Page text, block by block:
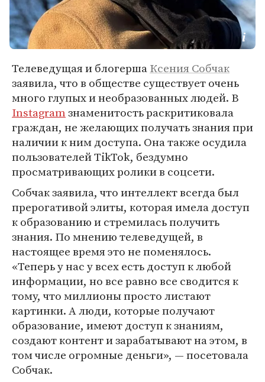
Телеведущая и блогершаКсения Собчак
заявила, что в обществе существует очень
много глупых и необразованных людей. В
Instagramзнаменитость раскритиковала
граждан, не желающих получать знания при
наличии к ним доступа. Она также осудила
пользователей TikTok, бездумно
просматривающих ролики в соцсети.
Собчак заявила, что интеллект всегда был
прерогативой элиты, которая имела доступ
к образованию и стремилась получить
знания. По мнению телеведущей, в
настоящее время это не поменялось.
«Теперь у нас у всех есть доступ к любой
информации, но все равно все сводится к
тому, что миллионы просто листают
картинки. А люди, которые получают
образование, имеют доступ к знаниям,
создают контент и зарабатывают на этом, в
том числе огромные деньги», — посетовала
Собчак.